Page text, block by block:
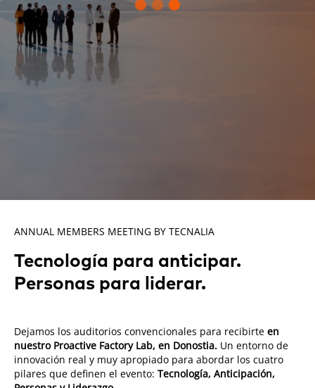
ANNUAL MEMBERS MEETING BY TECNALIA
Tecnología para anticipar.
Personas para liderar.
Dejamos los auditorios convencionales para recibirteen
nuestro Proactive Factory Lab, en Donostia. Un entorno de
innovación real y muy apropiado para abordar los cuatro
pilares que definen el evento:Tecnología, Anticipación,